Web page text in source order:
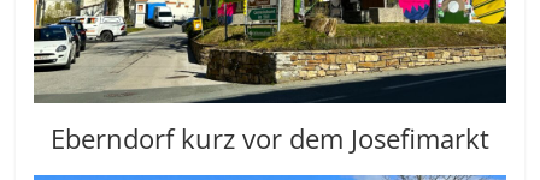
Eberndorf kurz vor dem Josefimarkt